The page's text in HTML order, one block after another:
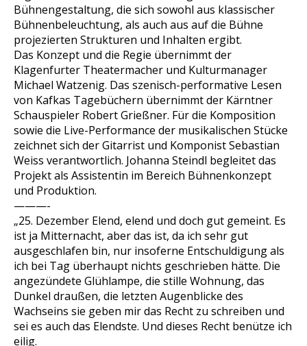
Bühnengestaltung, die sich sowohl aus klassischer
Bühnenbeleuchtung, als auch aus auf die Bühne
projezierten Strukturen und Inhalten ergibt.
Das Konzept und die Regie übernimmt der
Klagenfurter Theatermacher und Kulturmanager
Michael Watzenig. Das szenisch-performative Lesen
von Kafkas Tagebüchern übernimmt der Kärntner
Schauspieler Robert Grießner. Für die Komposition
sowie die Live-Performance der musikalischen Stücke
zeichnet sich der Gitarrist und Komponist Sebastian
Weiss verantwortlich. Johanna Steindl begleitet das
Projekt als Assistentin im Bereich Bühnenkonzept
und Produktion.
———-
„25. Dezember Elend, elend und doch gut gemeint. Es
ist ja Mitternacht, aber das ist, da ich sehr gut
ausgeschlafen bin, nur insoferne Entschuldigung als
ich bei Tag überhaupt nichts geschrieben hätte. Die
angezündete Glühlampe, die stille Wohnung, das
Dunkel draußen, die letzten Augenblicke des
Wachseins sie geben mir das Recht zu schreiben und
sei es auch das Elendste. Und dieses Recht benütze ich
eilig.